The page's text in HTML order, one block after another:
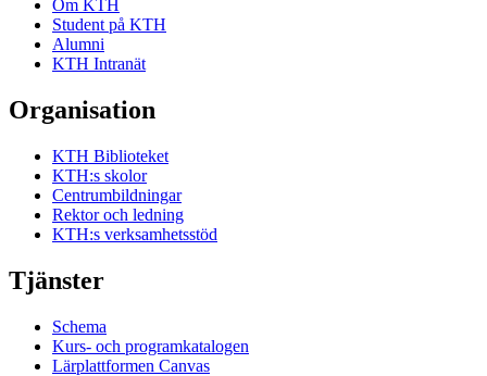
Om KTH
Student på KTH
Alumni
KTH Intranät
Organisation
KTH Biblioteket
KTH:s skolor
Centrumbildningar
Rektor och ledning
KTH:s verksamhetsstöd
Tjänster
Schema
Kurs- och programkatalogen
Lärplattformen Canvas